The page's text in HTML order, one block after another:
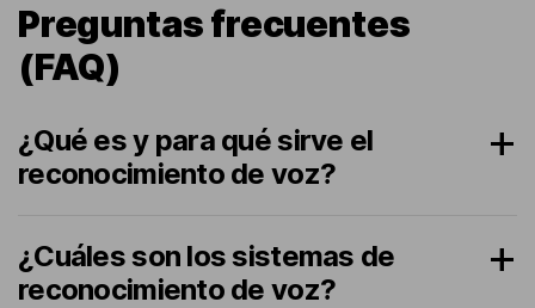
Preguntas frecuentes
(FAQ)
¿Qué es y para qué sirve el
reconocimiento de voz?
¿Cuáles son los sistemas de
reconocimiento de voz?